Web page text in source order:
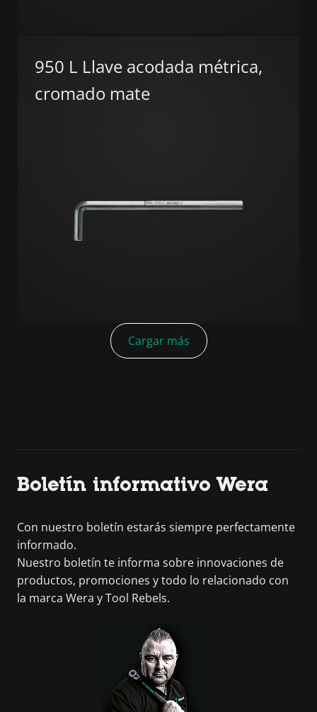
950 L Llave acodada métrica,
cromado mate
Cargar más
Boletín informativo Wera
Con nuestro boletín estarás siempre perfectamente
informado.
Nuestro boletín te informa sobre innovaciones de
productos, promociones y todo lo relacionado con
la marca Wera y Tool Rebels.